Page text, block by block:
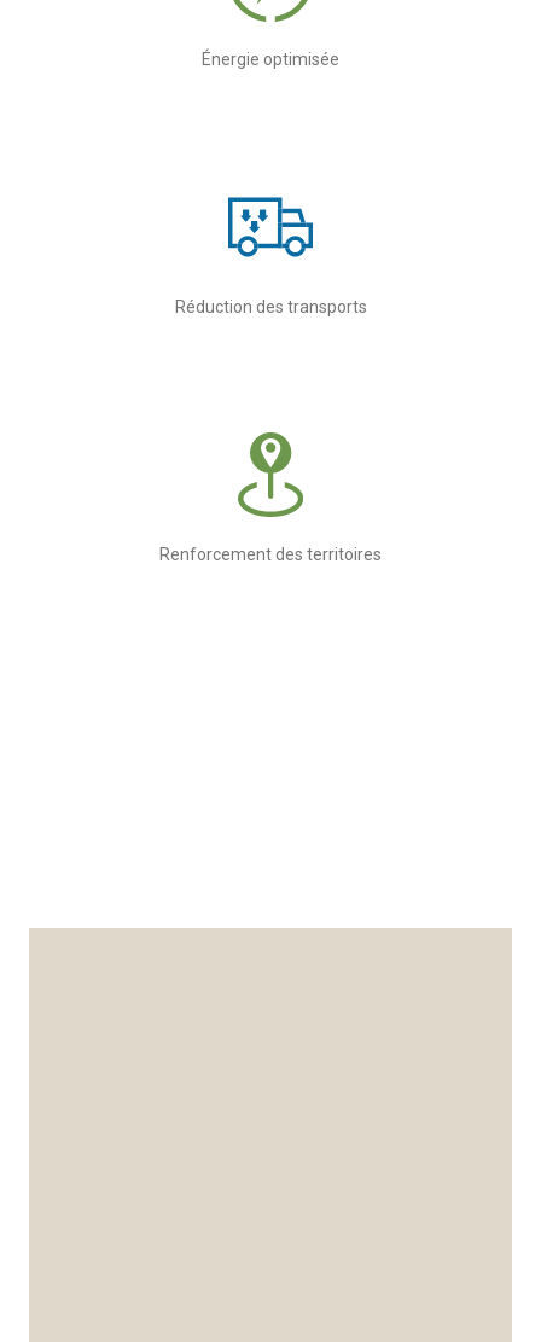
Énergie optimisée
Réduction des transports
Renforcement des territoires